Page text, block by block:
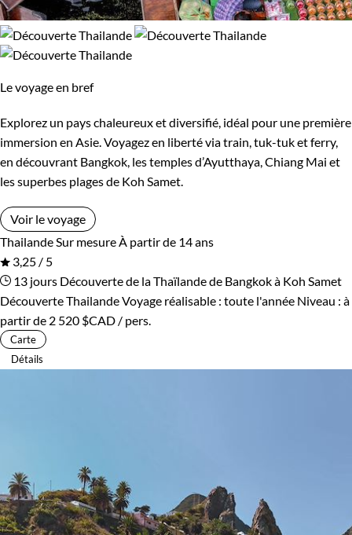
Le voyage en bref
Explorez un pays chaleureux et diversifié, idéal pour une première
immersion en Asie. Voyagez en liberté via train, tuk-tuk et ferry,
en découvrant Bangkok, les temples d’Ayutthaya, Chiang Mai et
les superbes plages de Koh Samet.
Voir le voyage
Thailande Sur mesure À partir de 14 ans
3,25 / 5
13 jours Découverte de la Thaïlande de Bangkok à Koh Samet
Découverte ThailandeVoyage réalisable : toute l'année Niveau : à
partir de 2 520 $CAD / pers.
Carte
Détails